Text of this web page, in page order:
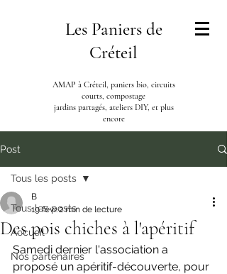
Les Paniers de
Créteil
AMAP à Créteil, paniers bio, circuits
courts, compostage
jardins partagés, ateliers DIY, et plus
encore
Post
Tous les posts
Accueil
Nos partenaires
Tous les posts
Des pois chiches à l'apéritif
B
19 févr.2 min de lecture
Samedi dernier l'association a
proposé un apéritif-découverte, pour